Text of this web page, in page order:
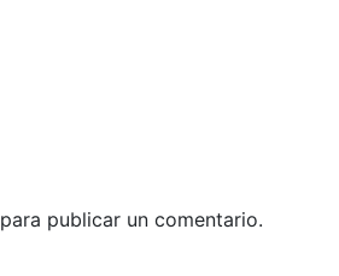
para publicar un comentario.